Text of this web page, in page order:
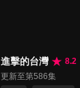
進擊的台灣
8.2
更新至第586集